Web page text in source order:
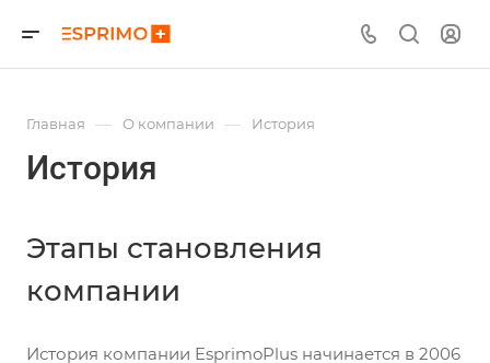
Главная — О компании — История
История
Этапы становления
компании
История компании EsprimoPlus начинается в 2006